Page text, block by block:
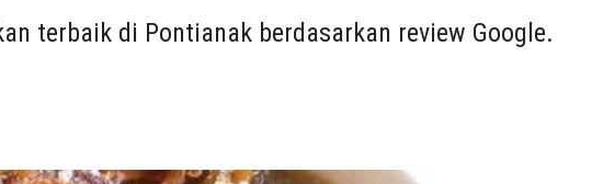
terbaik di Pontianak berdasarkan review Google.